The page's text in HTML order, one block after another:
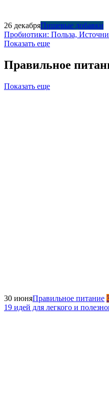
26 декабряПищевые добавки
Пробиотики: Польза,
Показать еще
Правильное
Показать еще
30 июняПравильное питание
19 идей для легкого и